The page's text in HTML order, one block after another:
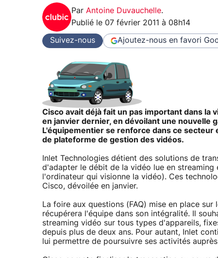
Par Antoine Duvauchelle.
Publié le 07 février 2011 à 08h14
Suivez-nous Ajoutez-nous en favori
Cisco avait déjà fait un pas important dans la
en janvier dernier, en dévoilant une nouvelle
L'équipementier se renforce dans ce
de plateforme de gestion des vidéos.
Inlet Technologies détient des solutions de
d'adapter le débit de la vidéo lue en
l'ordinateur qui visionne la vidéo). Ces
Cisco, dévoilée en janvier.
La foire aux questions (FAQ) mise en place
récupérera l'équipe dans son intégralité. Il
streaming vidéo sur tous types d'appareils,
depuis plus de deux ans. Pour autant, Inlet
lui permettre de poursuivre ses activités